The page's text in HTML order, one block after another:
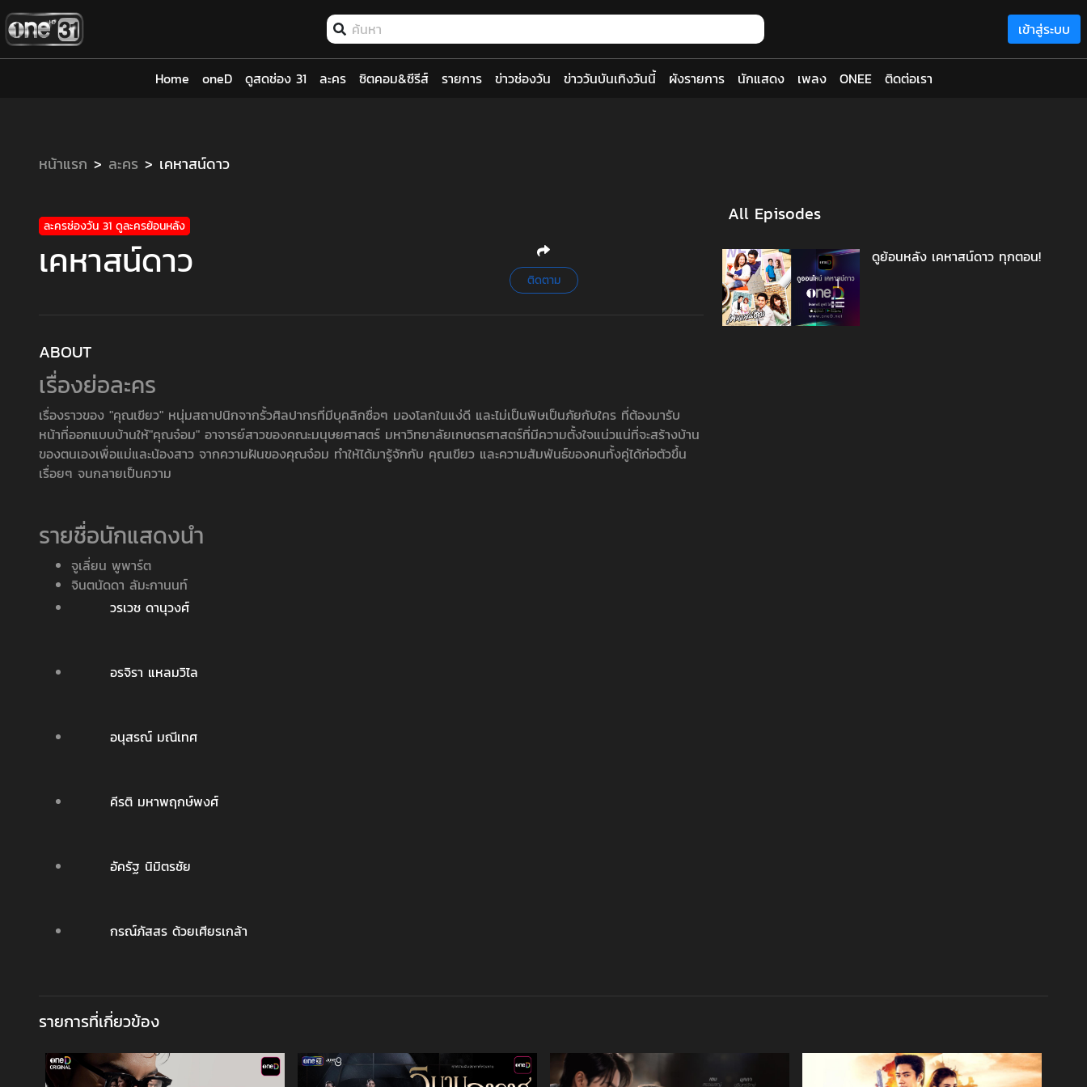
เข้าสู่ระบบ
Home oneD ดูสดช่อง 31 ละคร ซิตคอม&ซีรีส์ รายการ ข่าวช่องวัน ข่าววันบันเทิงวันนี้ ผังรายการ นักแสดง เพลง ONEE ติดต่อเรา
หน้าแรก ละคร เคหาสน์ดาว
ละครช่องวัน 31 ดูละครย้อนหลัง
เคหาสน์ดาว ติดตาม
ABOUT
เรื่องย่อละคร
เรื่องราวของ "คุณเขียว" หนุ่มสถาปนิกจากรั้วศิลปากรที่มีบุคลิกซื่อๆ มองโลกในแง่ดี และไม่เป็นพิษเป็นภัยกับใคร ที่ต้องมารับ
หน้าที่ออกแบบบ้านให้"คุณจ๋อม" อาจารย์สาวของคณะมนุษยศาสตร์ มหาวิทยาลัยเกษตรศาสตร์ที่มีความตั้งใจแน่วแน่ที่จะสร้างบ้าน
ของตนเองเพื่อแม่และน้องสาว จากความฝันของคุณจ๋อม ทำให้ได้มารู้จักกับ คุณเขียว และความสัมพันธ์ของคนทั้งคู่ได้ก่อตัวขึ้น
เรื่อยๆ จนกลายเป็นความ
รายชื่อนักแสดงนำ
จูเลี่ยน พูพาร์ต
จินตนัดดา ลัมะกานนท์
วรเวช ดานุวงศ์
อรจิรา แหลมวิไล
อนุสรณ์ มณีเทศ
คีรติ มหาพฤกษ์พงศ์
อัครัฐ นิมิตรชัย
กรณ์ภัสสร ด้วยเศียรเกล้า
All Episodes
1
ดูย้อนหลัง เคหาสน์ดาว ทุกตอน!
รายการที่เกี่ยวข้อง